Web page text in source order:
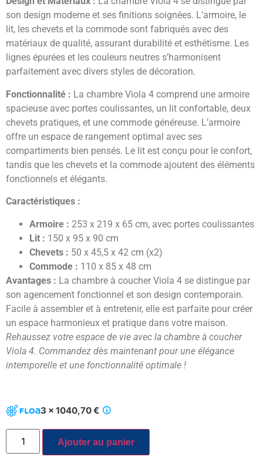
son design moderne et ses finitions soignées. L’armoire, le
lit, les chevets et la commode sont fabriqués avec des
matériaux de qualité, assurant durabilité et esthétisme. Les
lignes épurées et les couleurs neutres s’harmonisent
parfaitement avec divers styles de décoration.
Fonctionnalité : La chambre Viola 4 comprend une armoire
spacieuse avec portes coulissantes, un lit confortable, deux
chevets pratiques, et une commode généreuse. L’armoire
offre un espace de rangement optimal avec ses
compartiments bien pensés. Le lit est conçu pour le confort,
tandis que les chevets et la commode ajoutent des éléments
fonctionnels et élégants.
Caractéristiques :
Armoire : 253 x 219 x 65 cm, avec portes coulissantes
Lit : 150 x 95 x 90 cm
Chevets : 50 x 45,5 x 42 cm (x2)
Commode : 110 x 85 x 48 cm
Avantages : La chambre à coucher Viola 4 se distingue par
son agencement fonctionnel et son design contemporain.
Facile à assembler et à entretenir, elle est parfaite pour créer
un espace harmonieux et pratique dans votre maison.
Rehaussez votre espace de vie avec la chambre à coucher
Viola 4. Commandez dès maintenant pour une élégance
intemporelle et une fonctionnalité optimale !
3 x 1040,70 €
Ajouter au panier